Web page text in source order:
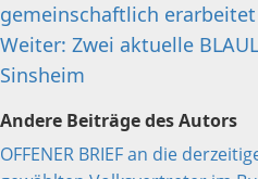
gemeinschaftlich erarbeitet
Weiter: Zwei aktuelle
Sinsheim
Andere Beiträge des Autors
OFFENER BRIEF an die